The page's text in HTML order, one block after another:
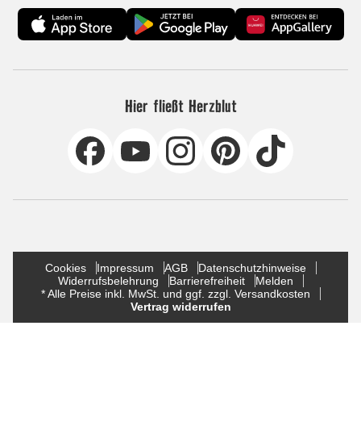
Hier fließt Herzblut
Cookies Impressum AGB
Datenschutzhinweise
Widerrufsbelehrung
Barrierefreiheit
Melden
* Alle Preise inkl. MwSt. und ggf. zzgl. Versandkosten
Vertrag widerrufen